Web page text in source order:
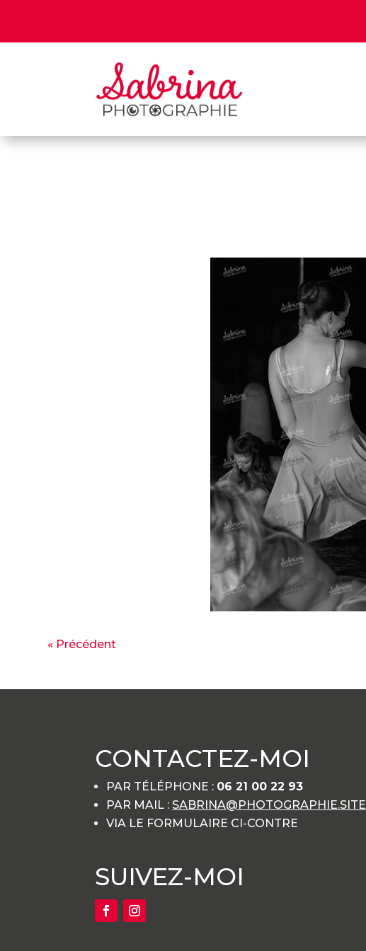
« Précédent
CONTACTEZ-MOI
PAR TÉLÉPHONE : 06 21 00 22 93
PAR MAIL : SABRINA@PHOTOGRAPHIE.SITE
VIA LE FORMULAIRE CI-CONTRE
SUIVEZ-MOI